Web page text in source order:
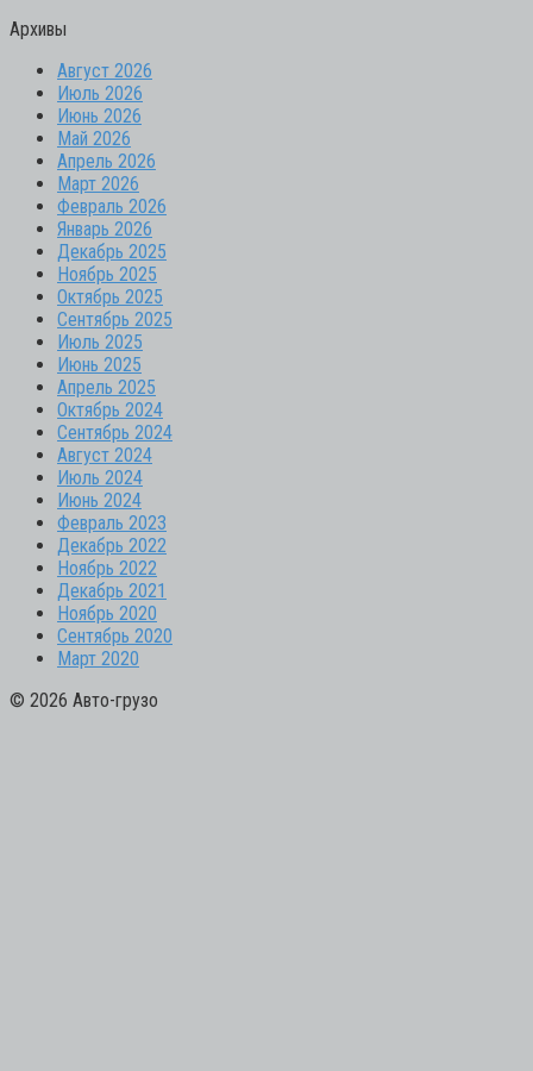
Архивы
Август 2026
Июль 2026
Июнь 2026
Май 2026
Апрель 2026
Март 2026
Февраль 2026
Январь 2026
Декабрь 2025
Ноябрь 2025
Октябрь 2025
Сентябрь 2025
Июль 2025
Июнь 2025
Апрель 2025
Октябрь 2024
Сентябрь 2024
Август 2024
Июль 2024
Июнь 2024
Февраль 2023
Декабрь 2022
Ноябрь 2022
Декабрь 2021
Ноябрь 2020
Сентябрь 2020
Март 2020
© 2026 Авто-грузо